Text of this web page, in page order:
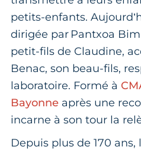
petits-enfants.
dirigée par Pantxoa
petit-fils de Claudine,
Benac, son beau-fils,
laboratoire. Formé à
Bayonne après une
incarne à son tour la
Depuis plus de 170